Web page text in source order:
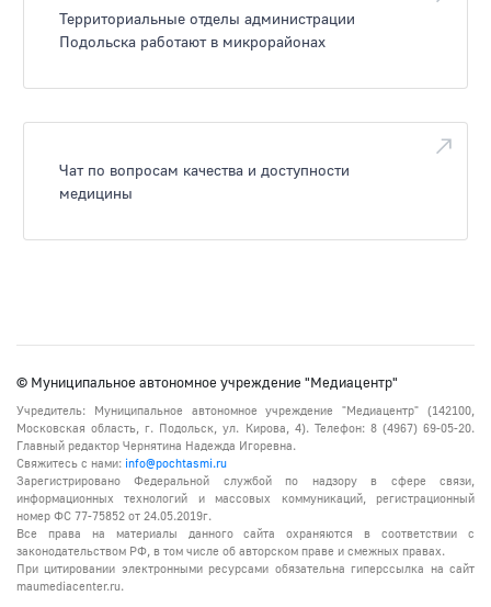
Территориальные отделы администрации
Подольска работают в микрорайонах
Чат по вопросам качества и доступности
медицины
© Муниципальное автономное учреждение "Медиацентр"
Учредитель: Муниципальное автономное учреждение "Медиацентр" (142100,
Московская область, г. Подольск, ул. Кирова, 4). Телефон: 8 (4967) 69-05-20.
Главный редактор Чернятина Надежда Игоревна.
Свяжитесь с нами: info@pochtasmi.ru
Зарегистрировано Федеральной службой по надзору в сфере связи,
информационных технологий и массовых коммуникаций, регистрационный
номер ФС 77-75852 от 24.05.2019г.
Все права на материалы данного сайта охраняются в соответствии с
законодательством РФ, в том числе об авторском праве и смежных правах.
При цитировании электронными ресурсами обязательна гиперссылка на сайт
maumediacenter.ru.